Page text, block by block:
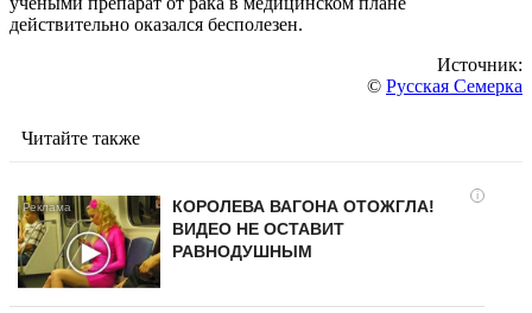
действительно оказался бесполезен.
Источник:
© Русская Семерка
Читайте также
i
КОРОЛЕВА ВАГОНА ОТОЖГЛА!
ВИДЕО НЕ ОСТАВИТ
РАВНОДУШНЫМ